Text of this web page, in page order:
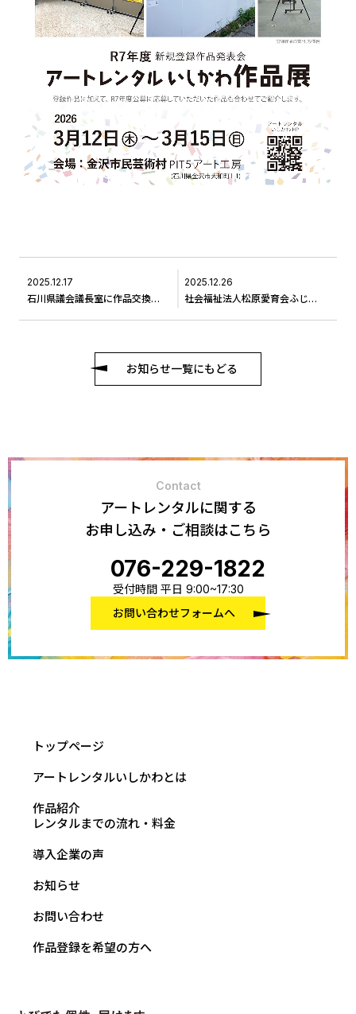
2025.12.17
石川県議会議長室に作品交換に伺いました＃5
2025.12.26
社会福祉法人松原愛育会ふじのき寮に作品交換に伺いました＃8
お知らせ一覧にもどる
Contact
アートレンタルに関する
お申し込み・ご相談はこちら
076-229-1822
受付時間 平日 9:00~17:30
お問い合わせフォームへ
トップページ
アートレンタルいしかわとは
作品紹介
レンタルまでの流れ・料金
導入企業の声
お知らせ
お問い合わせ
作品登録を希望の方へ